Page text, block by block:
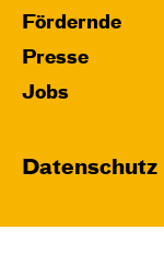
Fördernde
Presse
Jobs
Datenschutz